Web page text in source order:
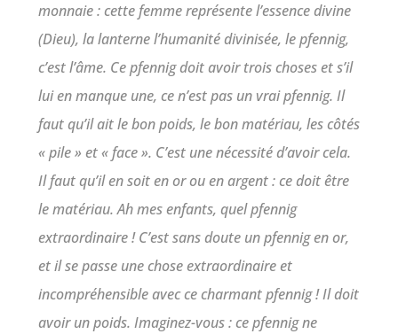
monnaie : cette femme représente l’essence divine
(Dieu), la lanterne l’humanité divinisée, le pfennig,
c’est l’âme. Ce pfennig doit avoir trois choses et s’il
lui en manque une, ce n’est pas un vrai pfennig. Il
faut qu’il ait le bon poids, le bon matériau, les côtés
« pile » et « face ». C’est une nécessité d’avoir cela.
Il faut qu’il en soit en or ou en argent : ce doit être
le matériau. Ah mes enfants, quel pfennig
extraordinaire ! C’est sans doute un pfennig en or,
et il se passe une chose extraordinaire et
incompréhensible avec ce charmant pfennig ! Il doit
avoir un poids. Imaginez-vous : ce pfennig ne